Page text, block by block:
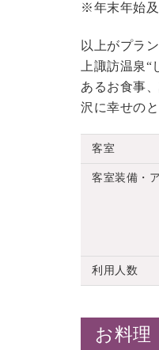
※年末年始
以上がプラ
上諏訪温泉
あるお食事
沢に幸せの
客室
客室装備・
利用人数
お料理